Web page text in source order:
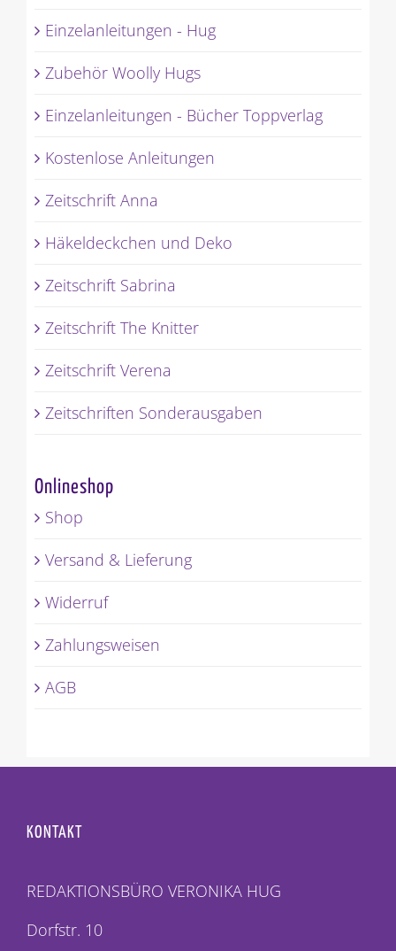
Einzelanleitungen - Hug
Zubehör Woolly Hugs
Einzelanleitungen - Bücher Toppverlag
Kostenlose Anleitungen
Zeitschrift Anna
Häkeldeckchen und Deko
Zeitschrift Sabrina
Zeitschrift The Knitter
Zeitschrift Verena
Zeitschriften Sonderausgaben
Onlineshop
Shop
Versand & Lieferung
Widerruf
Zahlungsweisen
AGB
KONTAKT
REDAKTIONSBÜRO VERONIKA HUG
Dorfstr. 10